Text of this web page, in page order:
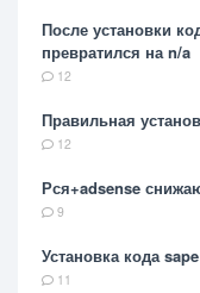
После установки
превратился на n/a
12
Правильная
12
Рся+adsense
9
Установка кода
11